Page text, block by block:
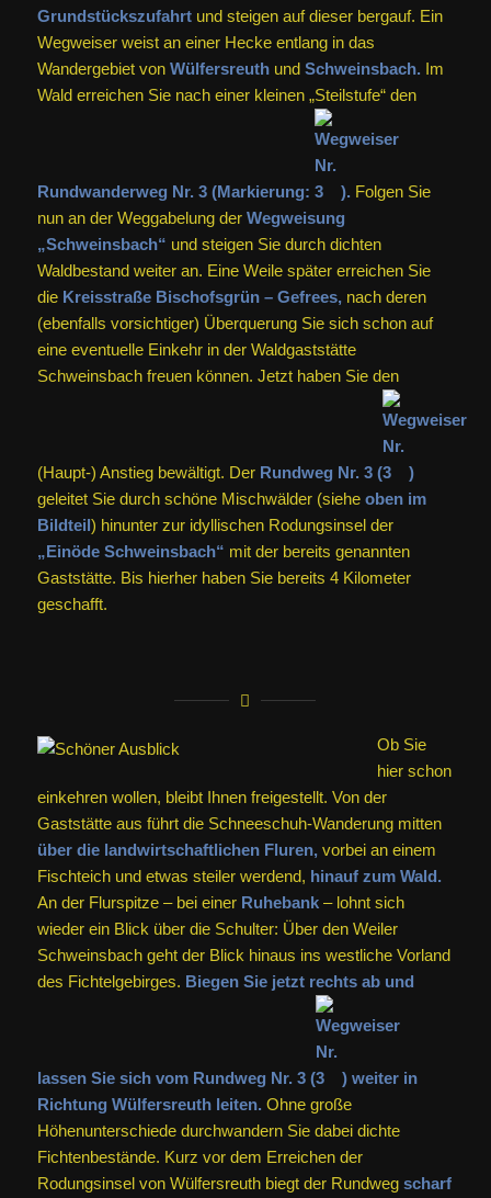
Grundstückszufahrtund steigen auf dieser bergauf. Ein
Wegweiser weist an einer Hecke entlang in das
Wandergebiet von Wülfersreuthund Schweinsbach. Im
Wald erreichen Sie nach einer kleinen „Steilstufe“ den
Rundwanderweg Nr. 3 (Markierung: ). Folgen Sie
nun an der Weggabelung der Wegweisung
„Schweinsbach“ und steigen Sie durch dichten
Waldbestand weiter an. Eine Weile später erreichen Sie
die Kreisstraße Bischofsgrün – Gefrees,nach deren
(ebenfalls vorsichtiger) Überquerung Sie sich schon auf
eine eventuelle Einkehr in der Waldgaststätte
Schweinsbach freuen können. Jetzt haben Sie den
(Haupt-) Anstieg bewältigt. Der Rundweg Nr. 3 (
)
geleitet Sie durch schöne Mischwälder (siehe oben im
Bildteil) hinunter zur idyllischen Rodungsinsel der
„Einöde Schweinsbach“ mit der bereits genannten
Gaststätte. Bis hierher haben Sie bereits 4 Kilometer
geschafft.
Ob Sie
hier schon
einkehren wollen, bleibt Ihnen freigestellt. Von der
Gaststätte aus führt die Schneeschuh-Wanderung mitten
über die landwirtschaftlichen Fluren,vorbei an einem
Fischteich und etwas steiler werdend, hinauf zum Wald.
An der Flurspitze – bei einer Ruhebank– lohnt sich
wieder ein Blick über die Schulter: Über den Weiler
Schweinsbach geht der Blick hinaus ins westliche Vorland
des Fichtelgebirges. Biegen Sie jetzt rechts ab und
lassen Sie sich vom Rundweg Nr. 3 (
) weiter in
Richtung Wülfersreuth leiten. Ohne große
Höhenunterschiede durchwandern Sie dabei dichte
Fichtenbestände. Kurz vor dem Erreichen der
Rodungsinsel von Wülfersreuth biegt der Rundweg scharf